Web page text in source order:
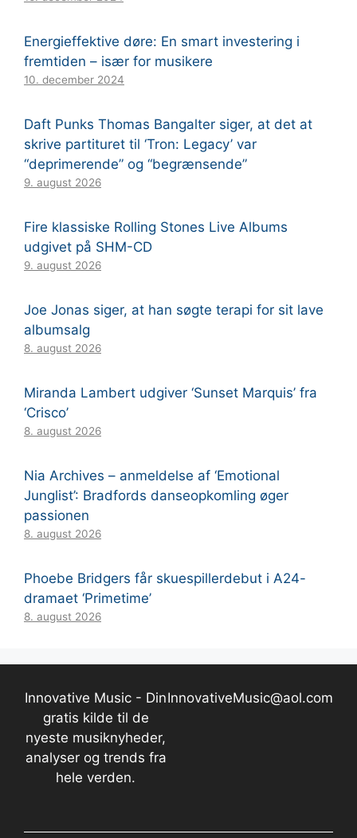
Energieffektive døre: En smart investering i
fremtiden – især for musikere
10. december 2024
Daft Punks Thomas Bangalter siger, at det at
skrive partituret til ‘Tron: Legacy’ var
“deprimerende” og “begrænsende”
9. august 2026
Fire klassiske Rolling Stones Live Albums
udgivet på SHM-CD
9. august 2026
Joe Jonas siger, at han søgte terapi for sit lave
albumsalg
8. august 2026
Miranda Lambert udgiver ‘Sunset Marquis’ fra
‘Crisco’
8. august 2026
Nia Archives – anmeldelse af ‘Emotional
Junglist’: Bradfords danseopkomling øger
passionen
8. august 2026
Phoebe Bridgers får skuespillerdebut i A24-
dramaet ‘Primetime’
8. august 2026
Innovative Music - Din
gratis kilde til de
nyeste musiknyheder,
analyser og trends fra
hele verden.
InnovativeMusic@aol.com